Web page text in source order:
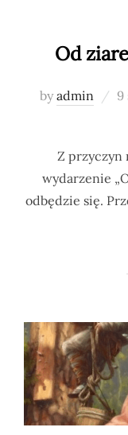
Od
byadmin 9
Z przyczyn
wydarzenie
odbędzie się.